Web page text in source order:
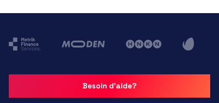
Besoin d'aide?